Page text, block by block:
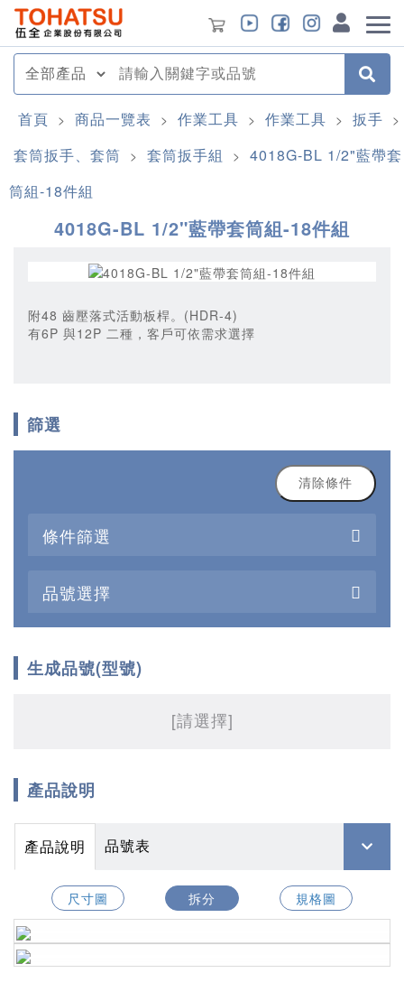
首頁 > 商品一覽表 > 作業工具 > 作業工具 > 扳手 >
套筒扳手、套筒 > 套筒扳手組 > 4018G-BL 1/2"藍帶套
筒組-18件組
4018G-BL 1/2"藍帶套筒組-18件組
附48 齒壓落式活動板桿。(HDR-4)
有6P 與12P 二種，客戶可依需求選擇
篩選
清除條件
條件篩選
品號選擇
生成品號(型號)
[請選擇]
產品說明
產品說明 品號表
尺寸圖 拆分 規格圖